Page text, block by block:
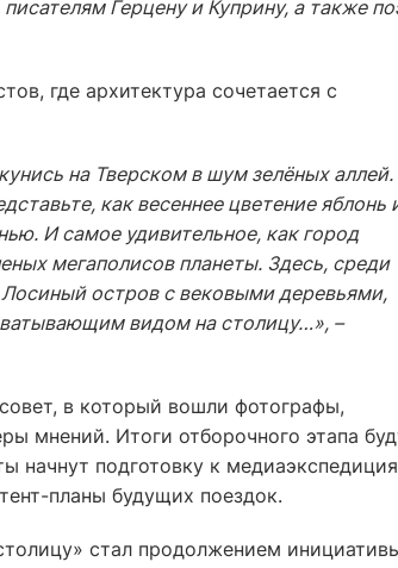
Герцену и Куприну, а также
где архитектура сочетается с
на Тверском в шум зелёных аллей.
как весеннее цветение яблонь
И самое удивительное, как город
мегаполисов планеты. Здесь, среди
остров с вековыми деревьями,
видом на столицу…», –
в который вошли фотографы,
мнений. Итоги отборочного этапа
начнут подготовку к
планы будущих поездок.
стал продолжением